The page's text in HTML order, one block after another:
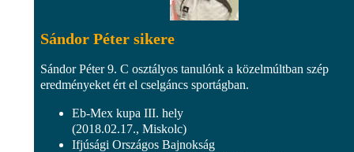
Sándor Péter sikere
Sándor Péter 9. C osztályos tanulónk a közelmúltban szép
eredményeket ért el cselgáncs sportágban.
Eb-Mex kupa III. hely
(2018.02.17., Miskolc)
Ifjúsági Országos Bajnokság